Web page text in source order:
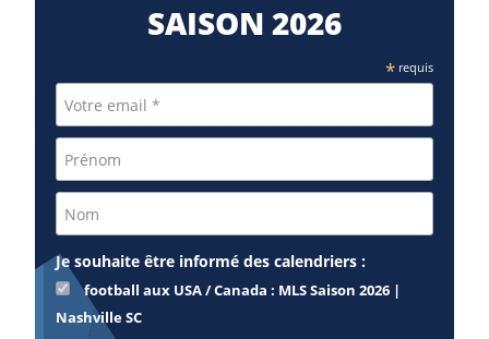
SAISON 2026
*requis
Je souhaite être informé des calendriers :
football aux USA / Canada : MLS Saison 2026 |
Nashville SC